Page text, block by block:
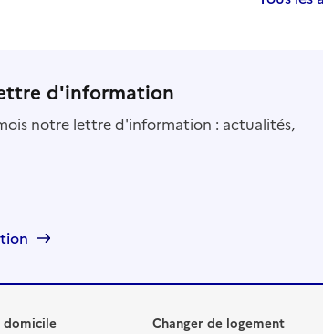
d'information
notre lettre d'information : actualités,
domicile Changer de logement